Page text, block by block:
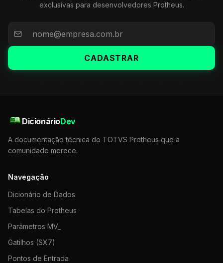
exclusivas para desenvolvedores Protheus.
CADASTRAR
DicionárioDev
A documentação técnica do TOTVS Protheus que a
comunidade merece.
Navegação
Dicionário de Dados
Tabelas do Protheus
Parâmetros MV_
Gatilhos (SX7)
Pontos de Entrada